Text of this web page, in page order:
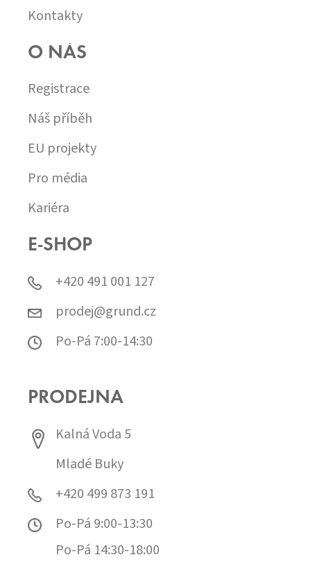
Kontakty
O NÁS
Registrace
Náš příběh
EU projekty
Pro média
Kariéra
E-SHOP
+420 491 001 127
prodej@grund.cz
Po-Pá 7:00-14:30
PRODEJNA
Kalná Voda 5
Mladé Buky
+420 499 873 191
Po-Pá 9:00-13:30
Po-Pá 14:30-18:00